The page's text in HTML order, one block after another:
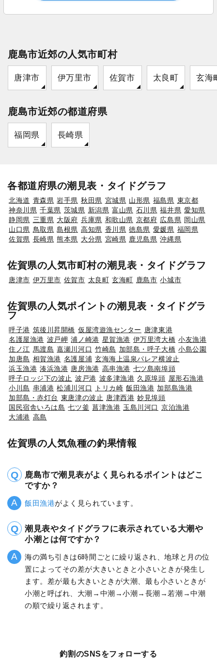
鹿島市近郊の人気市町村
唐津市 伊万里市 佐賀市 太良町 玄海
鹿島市近郊の都道府県
福岡県 長崎県
各都道府県の潮見表・タイドグラフ
北海道 青森県 岩手県 秋田県 宮城県 山形県 福島県 東京都
神奈川県 千葉県 茨城県 新潟県 富山県 石川県 福井県 愛知県
静岡県 三重県 大阪府 兵庫県 和歌山県 京都府 広島県 岡山県
山口県 鳥取県 島根県 高知県 香川県 徳島県 愛媛県 福岡県
佐賀県 長崎県 熊本県 大分県 宮崎県 鹿児島県 沖縄県
佐賀県の人気市町村の潮見表・タイドグラフ
唐津市 伊万里市 佐賀市 太良町 玄海町 鹿島市 小城市
佐賀県の人気ポイントの潮見表・タイドグラ
フ
呼子港 筑後川昇開橋 仮屋湾遊漁センター
唐津東港
名護屋漁港 波戸岬 浦ノ崎港 星賀漁港 伊万里湾大橋 小友漁港
住ノ江 馬渡島 嘉瀬川河口 竹崎島 加部島・呼子大橋 小島公園
加唐島 相賀漁港 名護屋浦 玄海海上温泉パレア横波止
浜玉漁港 湊浜漁港 唐房漁港 高串漁港 七ツ島南埠頭
呼子ロッジ下の波止 波戸港 波多津漁港 久原埠頭 屋形石漁港
小川島 串浦港 松浦川河口 トリカ崎 飯田漁港 加部島漁港
加部島・赤灯台 東唐津の波止 唐津西港 妙見埠頭
国民宿舎いろは島 七ツ釜 菖津漁港 玉島川河口 京泊漁港
大浦港 高島
佐賀県の人気魚種の釣果情報
鹿島市で潮見表がよく見られるポイントはどこ
ですか？
飯田漁港がよく見られています。
潮見表やタイドグラフに表示されている大潮や
小潮とは何ですか？
海の満ち引きは6時間ごとに繰り返され、地球と月の位
置によってその差が大きいときと小さいときが発生し
ます。差が最も大きいときが大潮、最も小さいときが
小潮と呼ばれ、大潮→中潮→小潮→長潮→若潮→中潮
の順で繰り返されます。
釣割のSNSをフォローする